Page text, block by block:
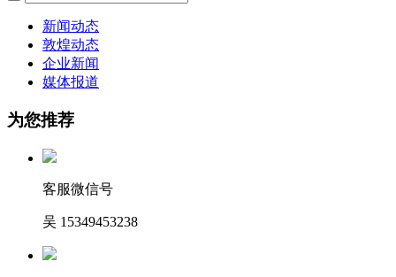
新闻动态
敦煌动态
企业新闻
媒体报道
为您推荐
客服微信号
吴 15349453238